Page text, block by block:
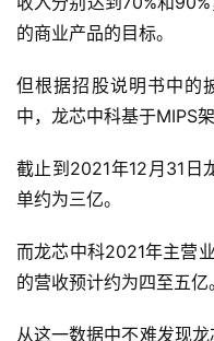
的商业产品的目标。
但根据招股说明书中的
中，龙芯中科基于MIPS
截止到2021年12月31日
单约为三亿。
而龙芯中科2021年主营
的营收预计约为四至五亿。
从这一数据中不难发现